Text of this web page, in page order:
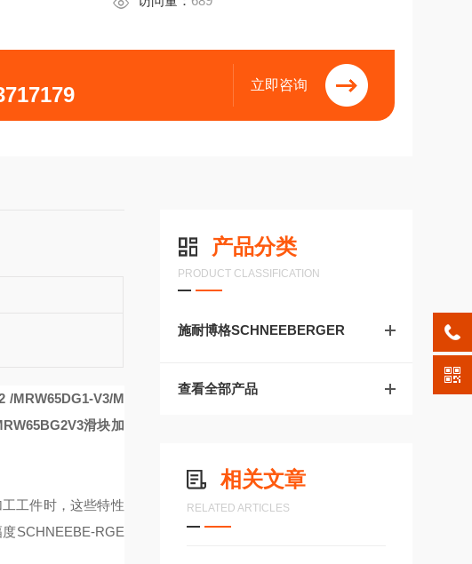
立即咨询
产品分类
PRODUCT CLASSIFICATION
施耐博格SCHNEEBERGER
查看全部产品
相关文章
RELATED ARTICLES
/MRW65DG1-V3/M
滑块加
工件时，这些特性
度SCHNEEBE-RGE